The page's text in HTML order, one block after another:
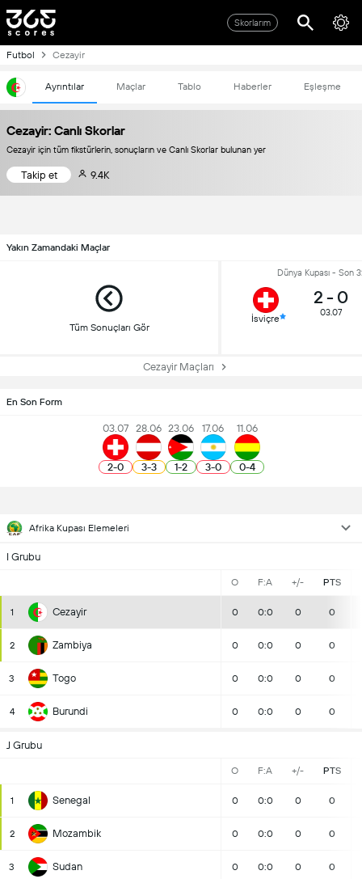
Skorlarım
Futbol Cezayir
Ayrıntılar Maçlar Tablo Haberler Eşleşme
Cezayir: Canlı Skorlar
Cezayir için tüm fikstürlerin, sonuçların ve Canlı Skorlar bulunan yer
Takip et 9.4K
Yakın Zamandaki Maçlar
Tüm Sonuçları Gör
Dünya Kupası - Son
İsviçre
2 - 0
03.07
Cezayir Maçları
En Son Form
03.07
2-0
28.06
3-3
23.06
1-2
17.06
3-0
11.06
0-4
Afrika Kupası Elemeleri
I Grubu
O F:A +/- PTS
1 Cezayir 0 0:0 0 0
2 Zambiya 0 0:0 0 0
3 Togo 0 0:0 0 0
4 Burundi 0 0:0 0 0
J Grubu
O F:A +/- PTS
1 Senegal 0 0:0 0 0
2 Mozambik 0 0:0 0 0
3 Sudan 0 0:0 0 0